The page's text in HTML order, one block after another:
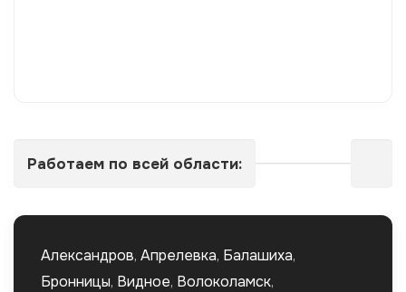
Работаем по всей области:
Александров, Апрелевка, Балашиха,
Бронницы, Видное, Волоколамск,